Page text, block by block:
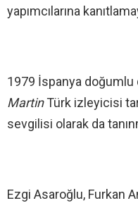
yapımcılarına
1979 İspanya doğumlu
MartinTürk izleyicisi
sevgilisi olarak da
Ezgi Asaroğlu, Furkan